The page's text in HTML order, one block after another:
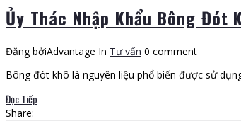
Ủy Thác Nhập Khẩu Bông Đót
Đăng bởiAdvantage In Tư vấn 0 comment
Bông đót khô là nguyên liệu phổ biến được sử
Đọc Tiếp
Share: